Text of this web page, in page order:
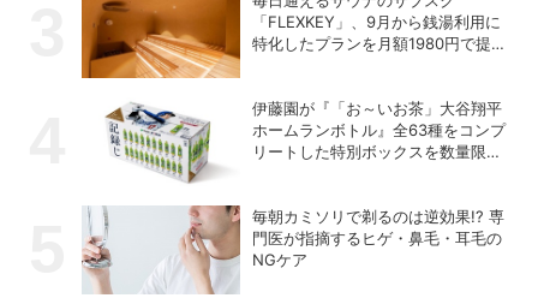
「FLEXKEY」、9月から銭湯利用に
特化したプランを月額1980円で提供
伊藤園が『「お～いお茶」大谷翔平
ホームランボトル』全63種をコンプ
リートした特別ボックスを数量限定
毎朝カミソリで剃るのは逆効果!? 専
門医が指摘するヒゲ・鼻毛・耳毛の
NGケア